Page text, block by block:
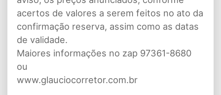
acertos de valores a serem feitos no ato da
confirmação reserva, assim como as datas
de validade.
Maiores informações no zap 97361-8680
ou
www.glauciocorretor.com.br